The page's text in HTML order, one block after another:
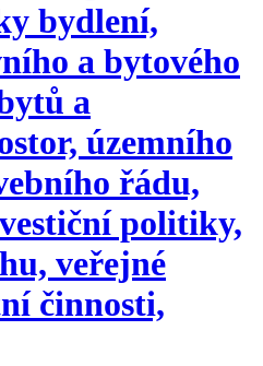
bydlení,
a bytového
a
územního
řádu,
politiky,
veřejné
činnosti,